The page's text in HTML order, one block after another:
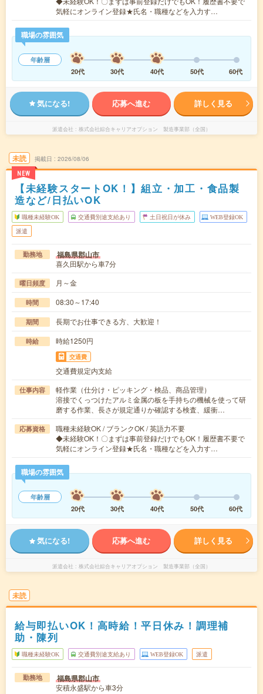
気軽にオンライン登録★氏名・職種などを入力す…
職場の雰囲気
年齢層
20代
30代 40代 50代 60代
気になる! 応募へ進む 詳しく見る
派遣会社 株式会社綜合キャリアオプション 製造事業部（全国）
未読
NEW
掲載日 2026/08/06
【未経験スタートOK！】組立・加工・食品製
造など/日払いOK
職種未経験OK 交通費別途支給あり 土日祝日が休み WEB登録OK
派遣
勤務地 福島県郡山市
喜久田駅から車7分
曜日頻度 月～金
時間 08:30～17:40
期間 長期でお仕事できる方、大歓迎！
時給 時給1250円
交通費
交通費規定内支給
仕事内容
軽作業（仕分け・ピッキング・検品、商品管理）
溶接でくっつけたアルミ金属の板を手持ちの機械を使って研
磨する作業、長さが規定通りか確認する検査、緩衝…
応募資格
職種未経験OK / ブランクOK / 英語力不要
◆未経験OK！〇まずは事前登録だけでもOK！履歴書不要で
気軽にオンライン登録★氏名・職種などを入力す…
職場の雰囲気
年齢層
20代
30代 40代 50代 60代
気になる! 応募へ進む 詳しく見る
派遣会社 株式会社綜合キャリアオプション 製造事業部（全国）
未読
給与即払いOK！高時給！平日休み！調理補
助・陳列
職種未経験OK 交通費別途支給あり WEB登録OK 派遣
勤務地 福島県郡山市
安積永盛駅から車3分